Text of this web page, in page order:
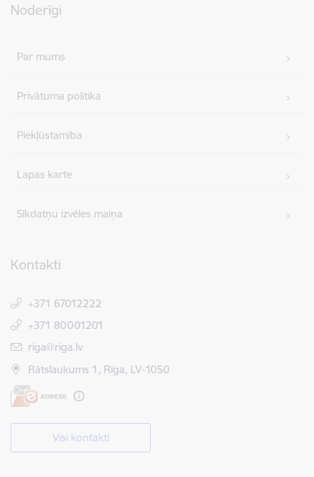
Noderīgi
Par mums
Privātuma politika
Piekļūstamība
Lapas karte
Sīkdatņu izvēles maiņa
Kontakti
+371 67012222
+371 80001201
E-pasts:
riga@riga.lv
Rātslaukums 1, Rīga, LV-1050
Visi kontakti